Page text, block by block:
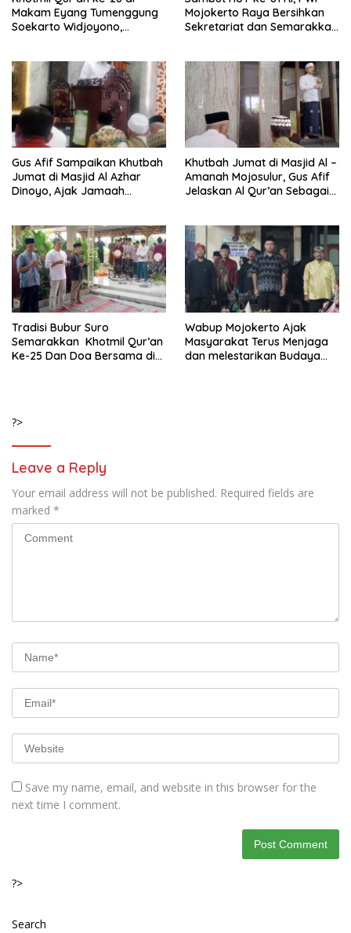
Makam Eyang Tumenggung
Soekarto Widjoyono,
Leluhur.
Mojokerto Raya Bersihkan
Sekretariat dan Semarakkan
Gus Afif Sampaikan Khutbah
Jumat di Masjid Al Azhar
Dinoyo, Ajak Jamaah
Khutbah Jumat di Masjid Al –
Amanah Mojosulur, Gus Afif
Jelaskan Al Qur’an Sebagai
Tradisi Bubur Suro
Semarakkan Khotmil Qur’an
Ke-25 Dan Doa Bersama di
Wabup Mojokerto Ajak
Masyarakat Terus Menjaga
dan melestarikan Budaya
?>
Leave a Reply
Your email address will not be published. Required fields are
marked *
Save my name, email, and website in this browser for the
next time I comment.
?>
Search